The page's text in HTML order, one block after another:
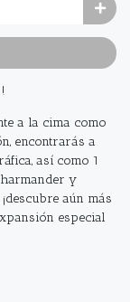
a la cima como
encontrarás a
así como 1
y
aún más
especial